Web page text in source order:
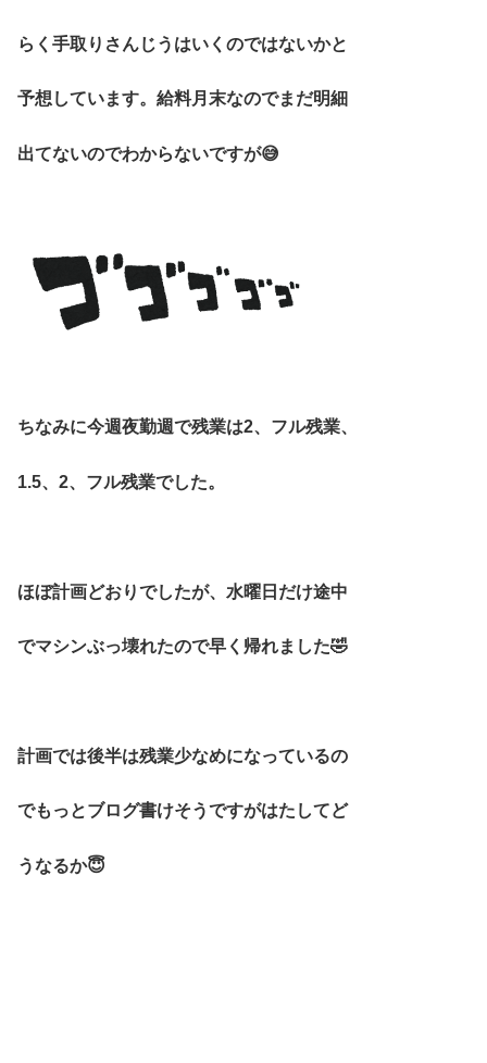
らく手取りさんじうはいくのではないかと
予想しています。給料月末なのでまだ明細
出てないのでわからないですが😅
ちなみに今週夜勤週で残業は2、フル残業、
1.5、2、フル残業でした。
ほぼ計画どおりでしたが、水曜日だけ途中
でマシンぶっ壊れたので早く帰れました🤣
計画では後半は残業少なめになっているの
でもっとブログ書けそうですがはたしてど
うなるか😇